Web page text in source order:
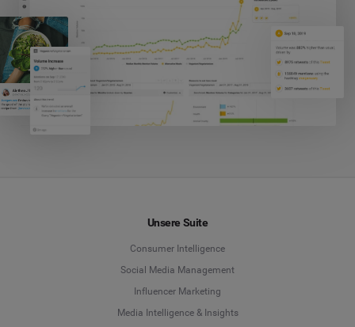
Unsere Suite
Consumer Intelligence
Social Media Management
Influencer Marketing
Media Intelligence & Insights